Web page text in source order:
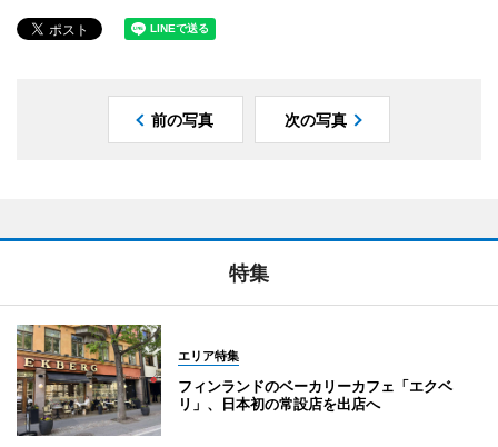
前の写真 次の写真
特集
エリア特集
フィンランドのベーカリーカフェ「エクベ
リ」、日本初の常設店を出店へ